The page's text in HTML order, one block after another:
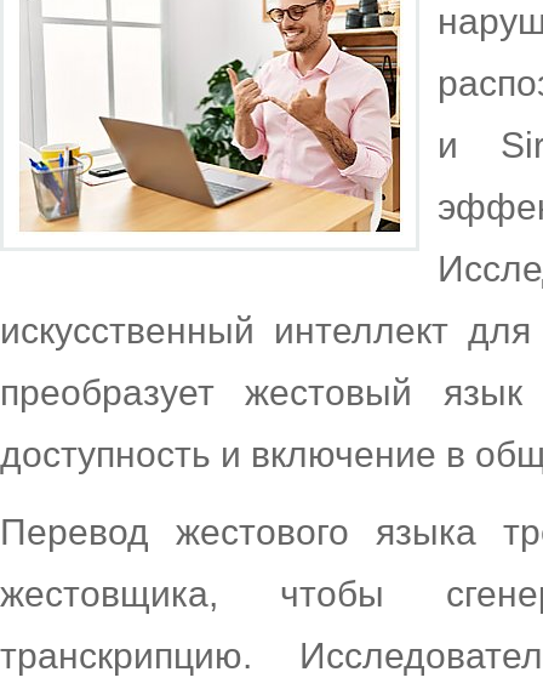
и
искусственный интеллект
преобразует жестовый
доступность и включение в
Перевод жестового языка
жестовщика, чтобы
транскрипцию.